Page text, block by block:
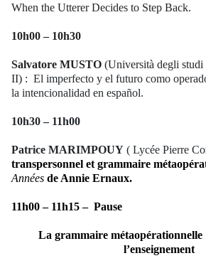
When the Utterer Decides to Step Back.
10h00 – 10h30
Salvatore MUSTO (Università degli
II) : El imperfecto y el futuro como
la intencionalidad en español.
10h30 – 11h00
Patrice MARIMPOUY ( Lycée Pierre
transpersonnel et grammaire
Années de Annie Ernaux.
11h00 – 11h15 – Pause
La grammaire métaopérationnelle
l’enseignement